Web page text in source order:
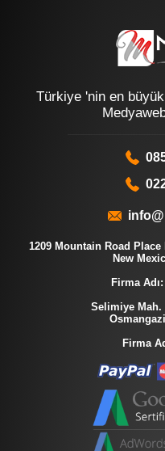
Türkiye 'nin en büyük
1209 Mountain Road
New
Firma
Selimiye Mah.
Firma